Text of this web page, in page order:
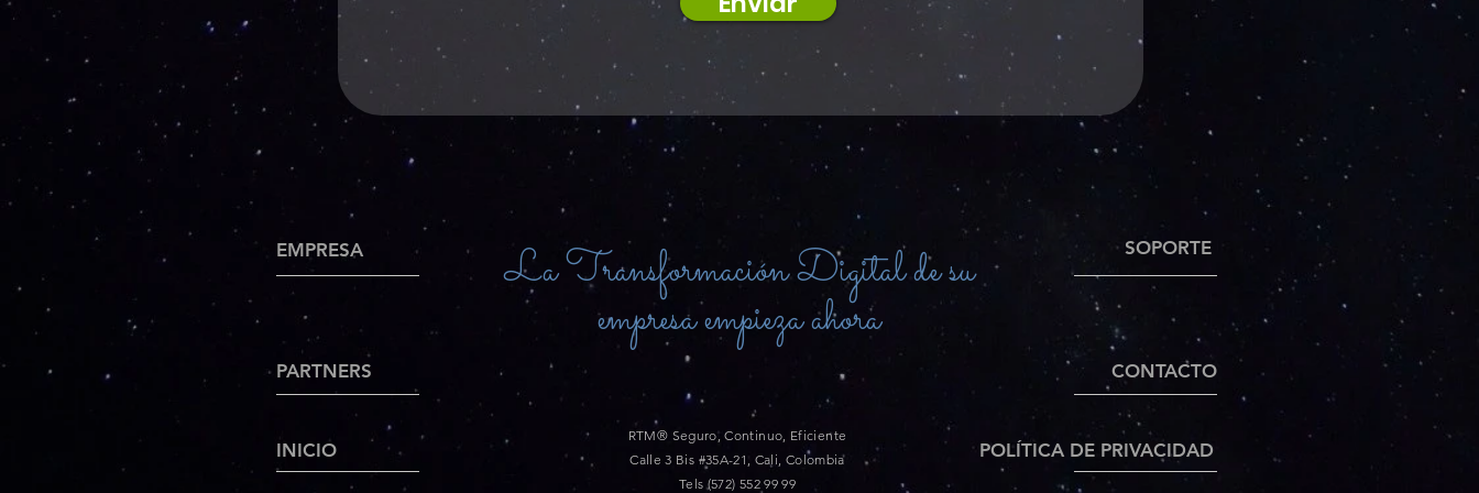
EMPRESA
PARTNERS
INICIO
La Transformación Digital de su
empresa empieza ahora
SOPORTE
CONTACTO
RTM® Seguro, Continuo, Eficiente
Calle 3 Bis #35A-21, Cali, Colombia
Tels (572) 552 99 99
POLÍTICA DE PRIVACIDAD